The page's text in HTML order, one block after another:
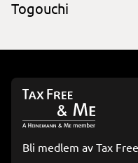
Togouchi
Bli medlem av Tax